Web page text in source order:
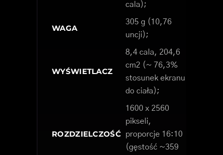
cala);
WAGA
305 g (10,76
uncji);
WYŚWIETLACZ
8,4 cala, 204,6
cm2 (~ 76,3%
stosunek ekranu
do ciała);
ROZDZIELCZOŚĆ
1600 x 2560
pikseli,
proporcje 16:10
(gęstość ~359